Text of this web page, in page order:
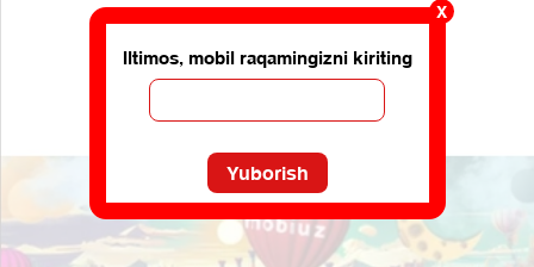
X
Iltimos, mobil raqamingizni kiriting
Yuborish